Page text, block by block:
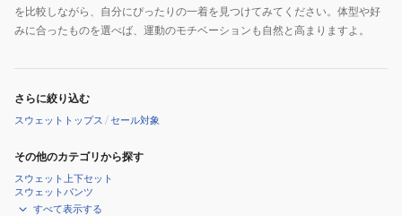
を比較しながら、自分にぴったりの一着を見つけてみてください。体型や好
みに合ったものを選べば、運動のモチベーションも自然と高まりますよ。
さらに絞り込む
スウェットトップス /セール対象
その他のカテゴリから探す
スウェット上下セット
スウェットパンツ
すべて表示する